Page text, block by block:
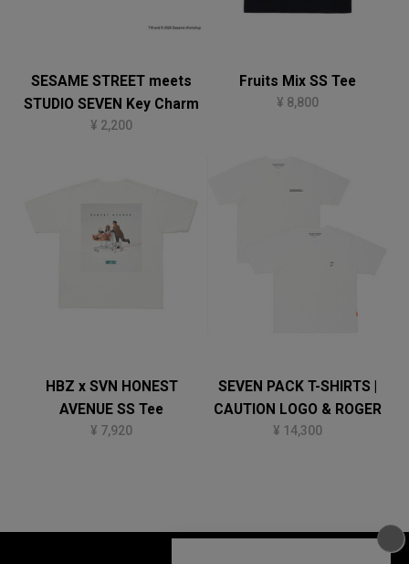
SESAME STREET meets
STUDIO SEVEN Key Charm
¥ 2,200
Fruits Mix SS Tee
¥ 8,800
HBZ x SVN HONEST
AVENUE SS Tee
¥ 7,920
SEVEN PACK T-SHIRTS |
CAUTION LOGO & ROGER
¥ 14,300